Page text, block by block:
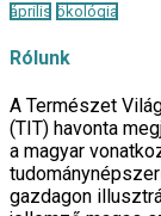
április ökológia
Rólunk
A Természet
(TIT) havonta
a magyar
gazdagon